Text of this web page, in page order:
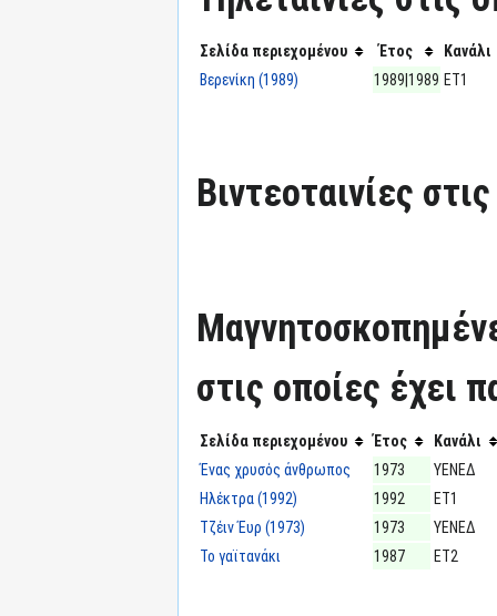
Σελίδα περιεχομένου Έτος
Κανάλι
Βερενίκη (1989)
1989|1989 ΕΤ1
Βιντεοταινίες
στις οποίες έχει
Σελίδα περιεχομένου Έτος
Κανάλι
Ένας χρυσός άνθρωπος
1973
ΥΕΝΕΔ
Ηλέκτρα (1992)
1992
ΕΤ1
Τζέιν Έυρ (1973)
1973
ΥΕΝΕΔ
Το γαϊτανάκι
1987 ΕΤ2